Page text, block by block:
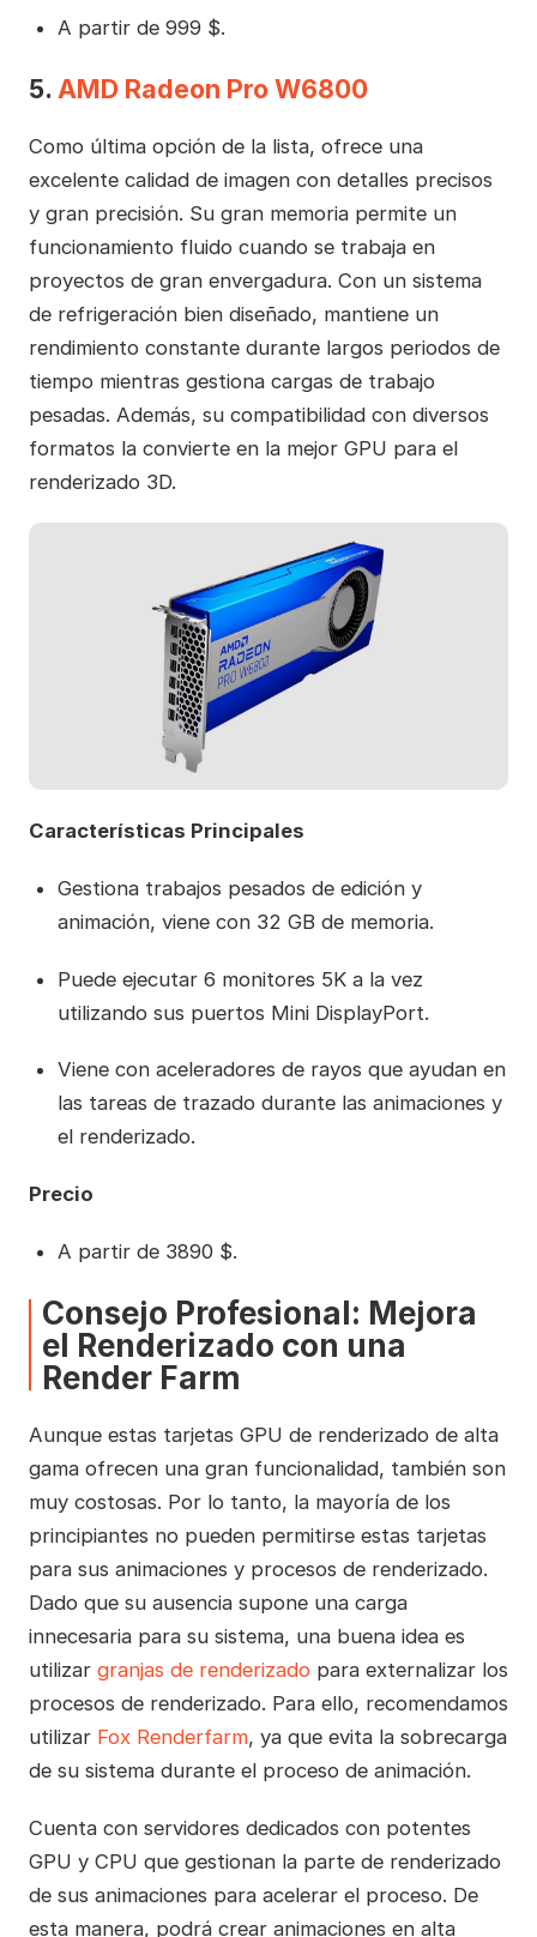
A partir de 999 $.
5. AMD Radeon Pro W6800
Como última opción de la lista, ofrece una
excelente calidad de imagen con detalles precisos
y gran precisión. Su gran memoria permite un
funcionamiento fluido cuando se trabaja en
proyectos de gran envergadura. Con un sistema
de refrigeración bien diseñado, mantiene un
rendimiento constante durante largos periodos de
tiempo mientras gestiona cargas de trabajo
pesadas. Además, su compatibilidad con diversos
formatos la convierte en la mejor GPU para el
renderizado 3D.
Características Principales
Gestiona trabajos pesados de edición y
animación, viene con 32 GB de memoria.
Puede ejecutar 6 monitores 5K a la vez
utilizando sus puertos Mini DisplayPort.
Viene con aceleradores de rayos que ayudan en
las tareas de trazado durante las animaciones y
el renderizado.
Precio
A partir de 3890 $.
Consejo Profesional: Mejora
el Renderizado con una
Render Farm
Aunque estas tarjetas GPU de renderizado de alta
gama ofrecen una gran funcionalidad, también son
muy costosas. Por lo tanto, la mayoría de los
principiantes no pueden permitirse estas tarjetas
para sus animaciones y procesos de renderizado.
Dado que su ausencia supone una carga
innecesaria para su sistema, una buena idea es
utilizar granjas de renderizadopara externalizar los
procesos de renderizado. Para ello, recomendamos
utilizar Fox Renderfarm, ya que evita la sobrecarga
de su sistema durante el proceso de animación.
Cuenta con servidores dedicados con potentes
GPU y CPU que gestionan la parte de renderizado
de sus animaciones para acelerar el proceso. De
esta manera, podrá crear animaciones en alta